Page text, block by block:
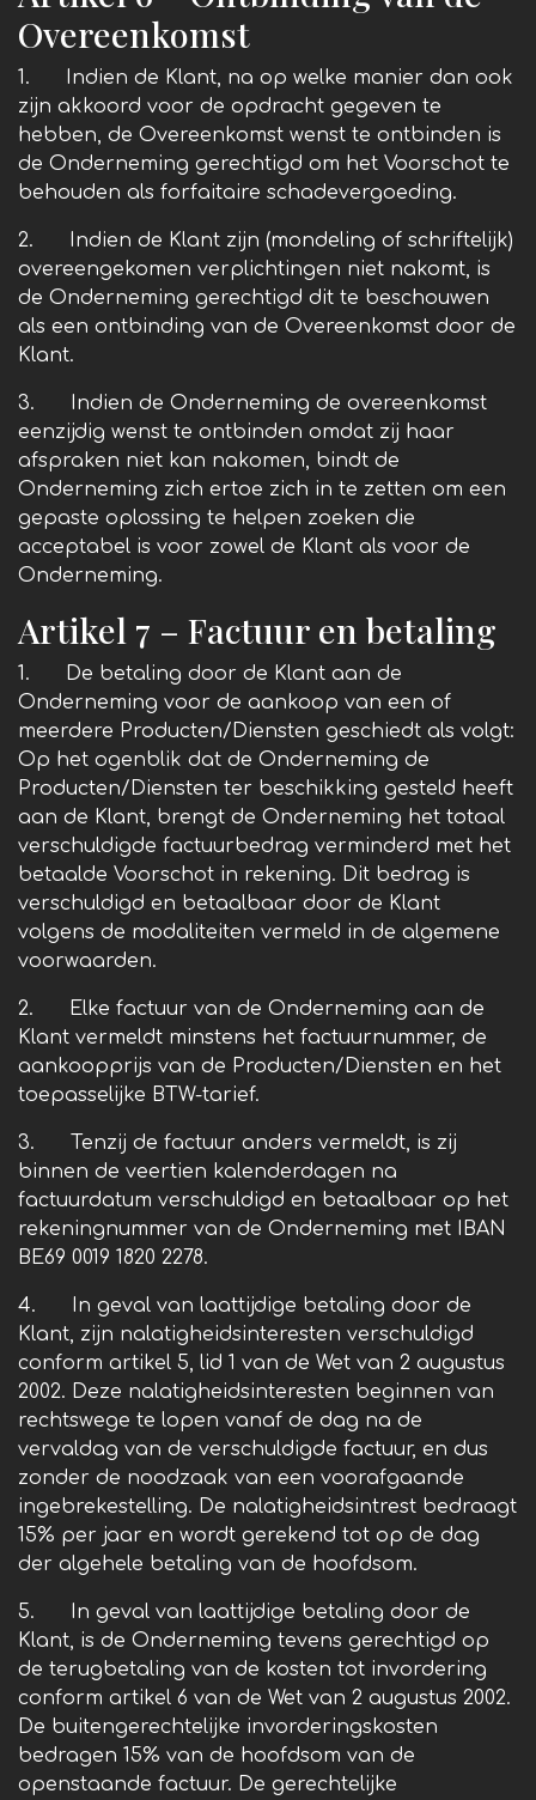
Overeenkomst
1. Indien de Klant, na op welke manier dan ook
zijn akkoord voor de opdracht gegeven te
hebben, de Overeenkomst wenst te ontbinden is
de Onderneming gerechtigd om het Voorschot te
behouden als forfaitaire schadevergoeding.
2. Indien de Klant zijn (mondeling of schriftelijk)
overeengekomen verplichtingen niet nakomt, is
de Onderneming gerechtigd dit te beschouwen
als een ontbinding van de Overeenkomst door de
Klant.
3. Indien de Onderneming de overeenkomst
eenzijdig wenst te ontbinden omdat zij haar
afspraken niet kan nakomen, bindt de
Onderneming zich ertoe zich in te zetten om een
gepaste oplossing te helpen zoeken die
acceptabel is voor zowel de Klant als voor de
Onderneming.
Artikel 7 – Factuur en betaling
1. De betaling door de Klant aan de
Onderneming voor de aankoop van een of
meerdere Producten/Diensten geschiedt als volgt:
Op het ogenblik dat de Onderneming de
Producten/Diensten ter beschikking gesteld heeft
aan de Klant, brengt de Onderneming het totaal
verschuldigde factuurbedrag verminderd met het
betaalde Voorschot in rekening. Dit bedrag is
verschuldigd en betaalbaar door de Klant
volgens de modaliteiten vermeld in de algemene
voorwaarden.
2. Elke factuur van de Onderneming aan de
Klant vermeldt minstens het factuurnummer, de
aankoopprijs van de Producten/Diensten en het
toepasselijke BTW-tarief.
3. Tenzij de factuur anders vermeldt, is zij
binnen de veertien kalenderdagen na
factuurdatum verschuldigd en betaalbaar op het
rekeningnummer van de Onderneming met IBAN
BE69 0019 1820 2278.
4. In geval van laattijdige betaling door de
Klant, zijn nalatigheidsinteresten verschuldigd
conform artikel 5, lid 1 van de Wet van 2 augustus
2002. Deze nalatigheidsinteresten beginnen van
rechtswege te lopen vanaf de dag na de
vervaldag van de verschuldigde factuur, en dus
zonder de noodzaak van een voorafgaande
ingebrekestelling. De nalatigheidsintrest bedraagt
15% per jaar en wordt gerekend tot op de dag
der algehele betaling van de hoofdsom.
5. In geval van laattijdige betaling door de
Klant, is de Onderneming tevens gerechtigd op
de terugbetaling van de kosten tot invordering
conform artikel 6 van de Wet van 2 augustus 2002.
De buitengerechtelijke invorderingskosten
bedragen 15% van de hoofdsom van de
openstaande factuur. De gerechtelijke